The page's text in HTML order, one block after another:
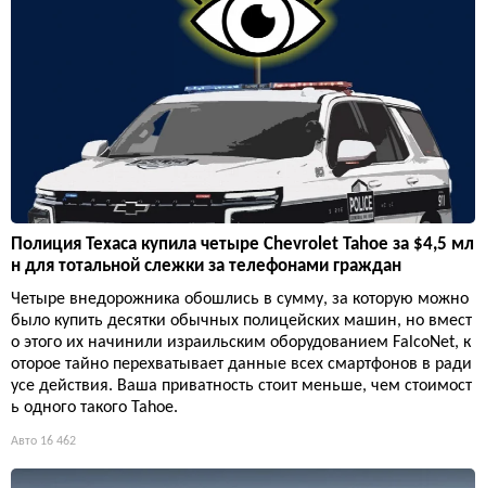
Полиция Техаса купила четыре Chevrolet Tahoe за $4,5 мл
н для тотальной слежки за телефонами граждан
Четыре внедорожника обошлись в сумму, за которую можно
было купить десятки обычных полицейских машин, но вмест
о этого их начинили израильским оборудованием FalcoNet, к
оторое тайно перехватывает данные всех смартфонов в ради
усе действия. Ваша приватность стоит меньше, чем стоимост
ь одного такого Tahoe.
Авто 16 462